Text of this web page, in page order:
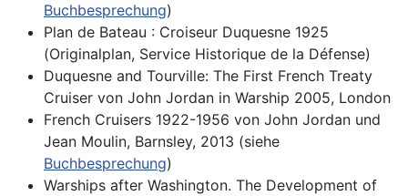
Buchbesprechung)
Plan de Bateau : Croiseur Duquesne 1925
(Originalplan, Service Historique de la Défense)
Duquesne and Tourville: The First French Treaty
Cruiser von John Jordan in Warship 2005, London
French Cruisers 1922-1956 von John Jordan und
Jean Moulin, Barnsley, 2013 (siehe
Buchbesprechung)
Warships after Washington. The Development of